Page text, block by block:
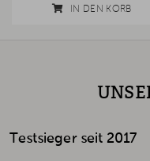
IN DEN KORB
Testsieger seit 2017